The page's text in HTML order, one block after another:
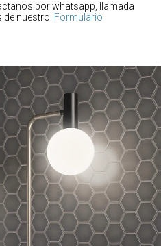
por whatsapp, llamada
de nuestro Formulario